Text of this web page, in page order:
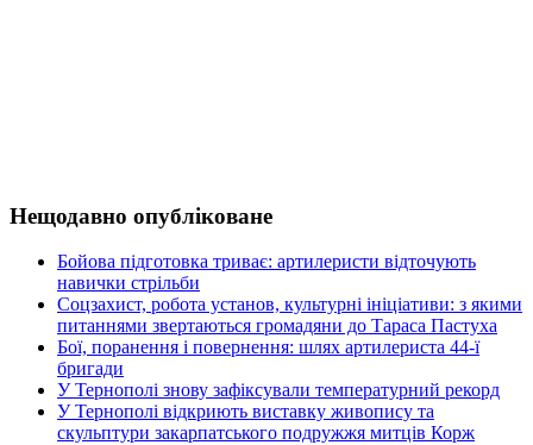
Нещодавно опубліковане
Бойова підготовка триває: артилеристи відточують
навички стрільби
Соцзахист, робота установ, культурні ініціативи: з якими
питаннями звертаються громадяни до Тараса Пастуха
Бої, поранення і повернення: шлях артилериста 44-ї
бригади
У Тернополі знову зафіксували температурний рекорд
У Тернополі відкриють виставку живопису та
скульптури закарпатського подружжя митців Корж